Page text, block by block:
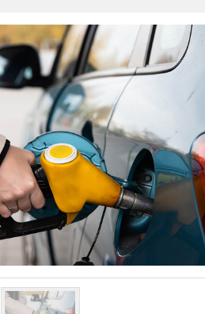
Otogaz Sistemleri Uygulamalar